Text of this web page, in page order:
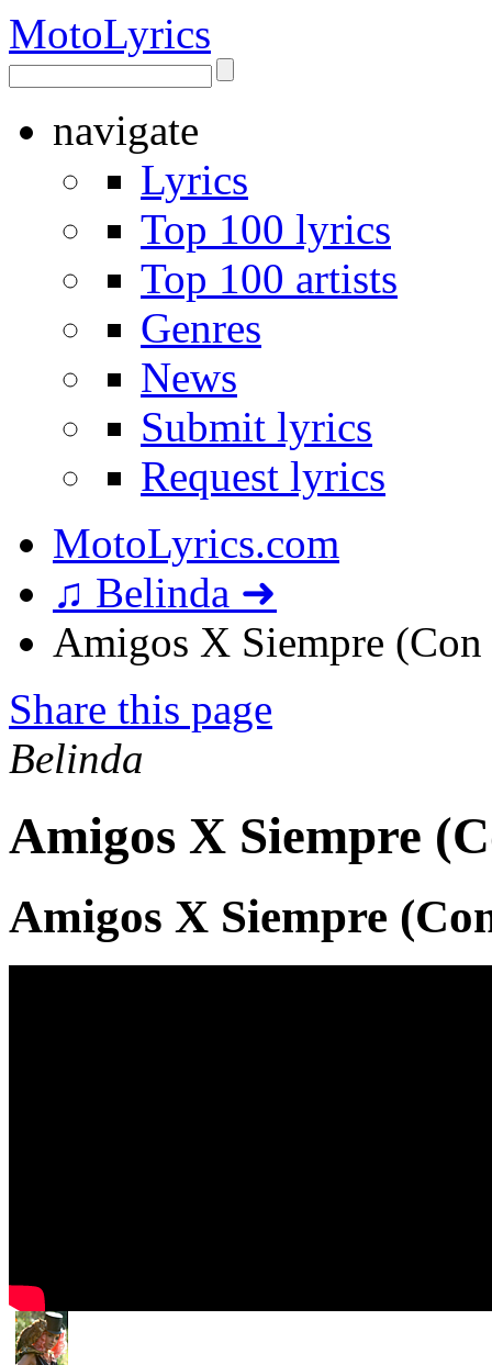
MotoLyrics
navigate
Lyrics
Top 100 lyrics
Top 100 artists
Genres
News
Submit lyrics
Request lyrics
MotoLyrics.com
♫ Belinda ➜
Amigos X Siempre
Share this page
Belinda
Amigos X Siempre
Amigos X Siempre